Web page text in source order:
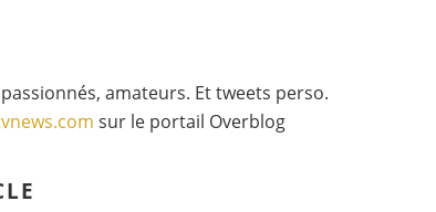
amateurs. Et tweets perso.
sur le portail Overblog